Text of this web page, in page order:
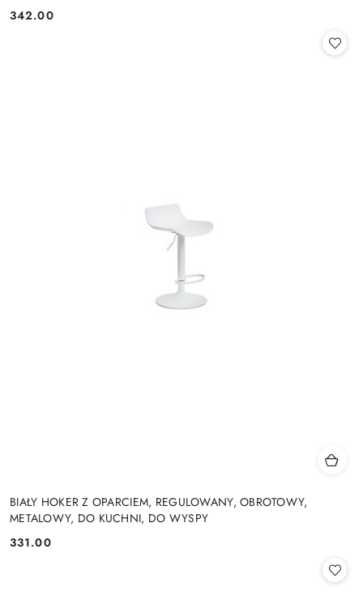
Cena:
342.00
BIAŁY HOKER Z OPARCIEM, REGULOWANY, OBROTOWY,
METALOWY, DO KUCHNI, DO WYSPY
Cena:
331.00